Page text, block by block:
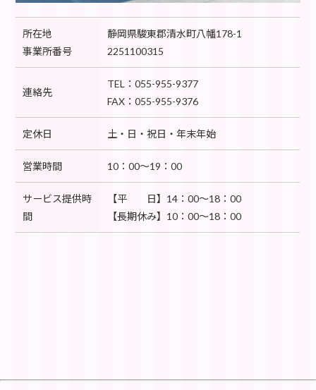
所在地
事業所番号
静岡県駿東郡清水町八幡178-1
2251100315
連絡先
TEL：055-955-9377
FAX：055-955-9376
定休日 土・日・祝日・年末年始
営業時間 10：00～19：00
サービス提供時
間
【平 日】14：00～18：00
【長期休み】10：00～18：00